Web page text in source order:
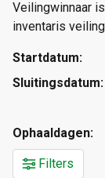
Veilingwinnaar
inventaris
Startdatum:
Sluitingsdatum:
Ophaaldagen:
Filters